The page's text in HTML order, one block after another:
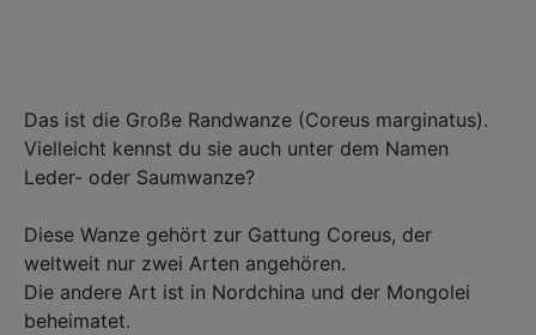
Das ist die Große Randwanze (Coreus marginatus). ⁣
Vielleicht kennst du sie auch unter dem Namen
Leder- oder Saumwanze?⁣
Diese Wanze gehört zur Gattung Coreus, der
weltweit nur zwei Arten angehören.⁣
Die andere Art ist in Nordchina und der Mongolei
beheimatet. ⁣